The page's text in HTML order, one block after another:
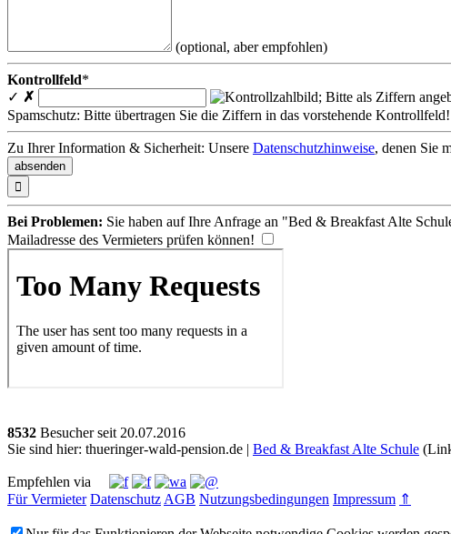
(optional, aber empfohlen)
Kontrollfeld*
✓ ✗
Spamschutz: Bitte übertragen Sie die Ziffern in das vorstehende Kontrollfeld!
Zu Ihrer Information & Sicherheit: Unsere Datenschutzhinweise, denen Sie

Bei Problemen: Sie haben auf Ihre Anfrage an "Bed & Breakfast Alte
Mailadresse des Vermieters prüfen können!
8532 Besucher seit 20.07.2016
Sie sind hier: thueringer-wald-pension.de | Bed & Breakfast Alte Schule
Empfehlen via
Für Vermieter Datenschutz AGB Nutzungsbedingungen Impressum ⇑